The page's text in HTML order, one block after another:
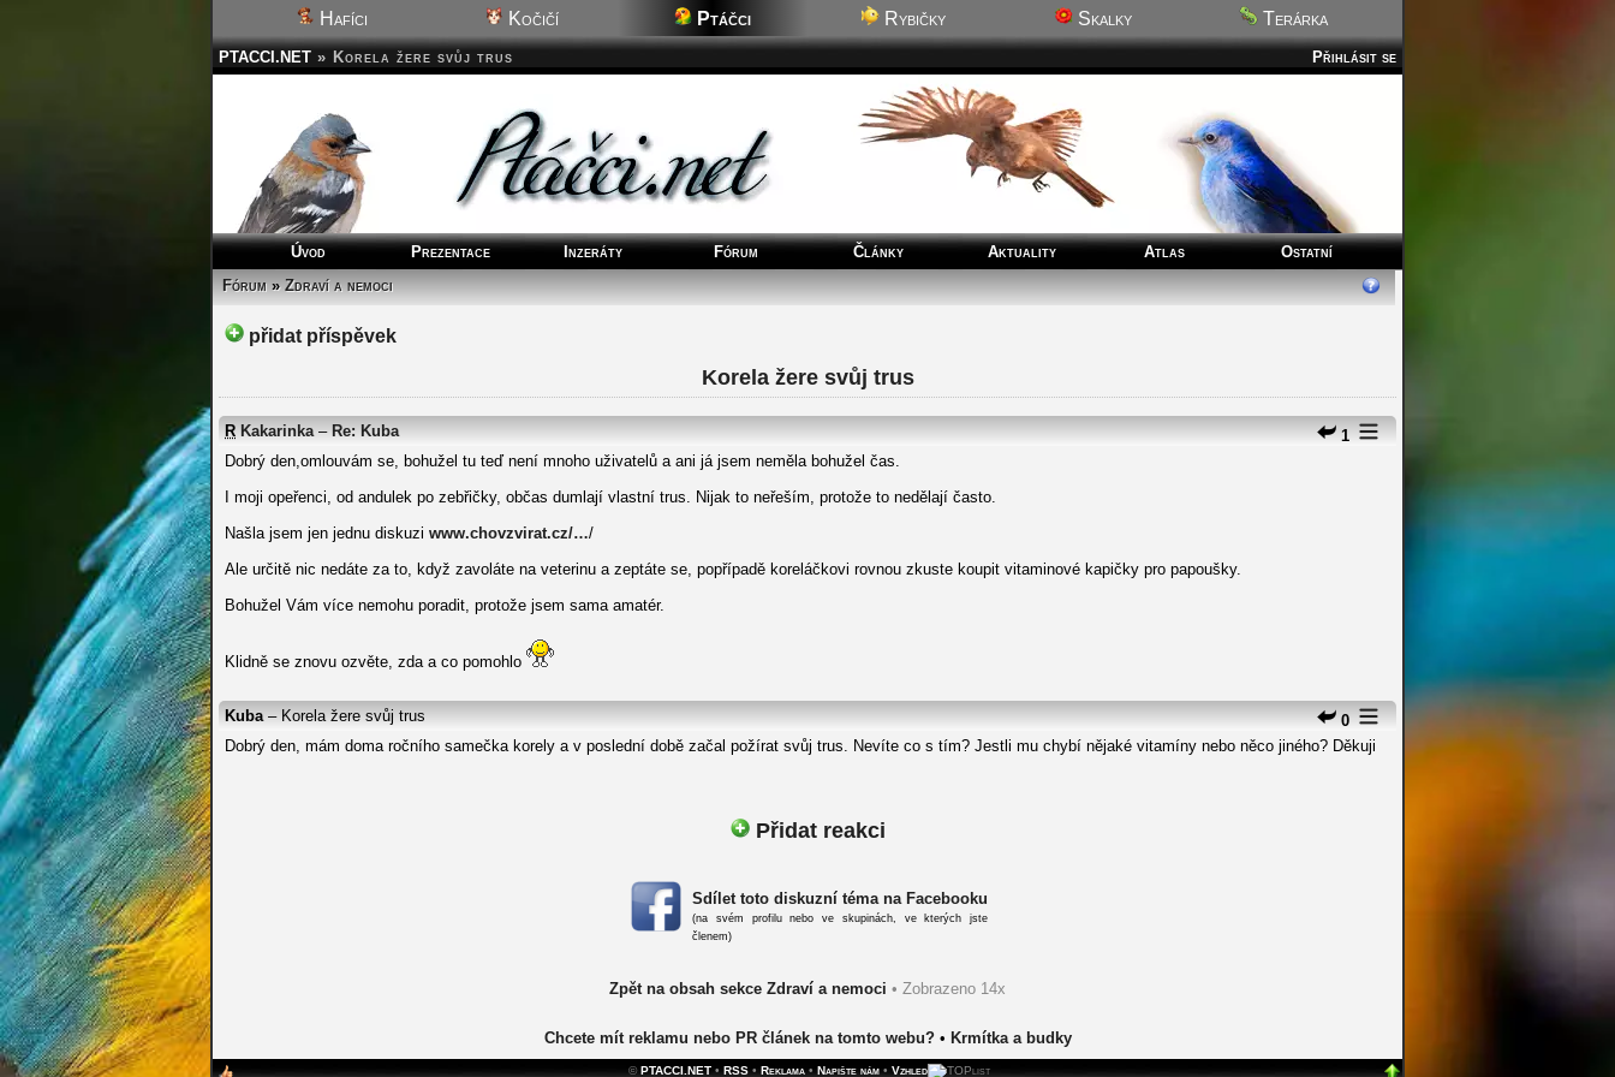
Hafíci Kočičí Ptáčci Rybičky Skalky Terárka
Přihlásit se
PTACCI.NET » Korela žere svůj trus
Úvod Prezentace Inzeráty Fórum Články Aktuality Atlas
Ostatní
Fórum»Zdraví a nemoci
přidat příspěvek
Korela žere svůj trus
1
R Kakarinka – Re: Kuba
Dobrý den,omlouvám se, bohužel tu teď není mnoho uživatelů a ani já jsem neměla bohužel čas.
I moji opeřenci, od andulek po zebřičky, občas dumlají vlastní trus. Nijak to neřeším, protože to nedělají často.
Našla jsem jen jednu diskuzi www.chovzvirat.cz/…/
Ale určitě nic nedáte za to, když zavoláte na veterinu a zeptáte se, popřípadě koreláčkovi rovnou zkuste koupit vitaminové kapičky pro papoušky.
Bohužel Vám více nemohu poradit, protože jsem sama amatér.
Klidně se znovu ozvěte, zda a co pomohlo
0
Kuba– Korela žere svůj trus
Dobrý den, mám doma ročního samečka korely a v poslední době začal požírat svůj trus. Nevíte co s tím? Jestli mu chybí nějaké vitamíny nebo něco jiného? Děkuji
Přidat reakci
Sdílet toto diskuzní téma na Facebooku
(na svém profilu nebo ve skupinách, ve kterých jste
členem)
Zpět na obsah sekce Zdraví a nemoci • Zobrazeno 14x
Chcete mít reklamu nebo PR článek na tomto webu?• Krmítka a budky
©PTACCI.NET • RSS • Reklama • Napište nám • Vzhled